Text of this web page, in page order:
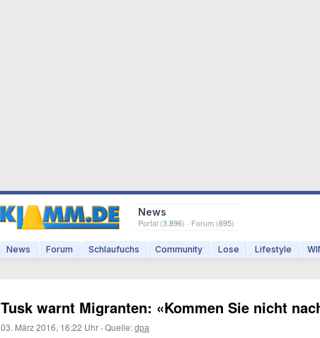
News
Portal (3.896) · Forum (695)
News Forum Schlaufuchs Community Lose Lifestyle
Tusk warnt Migranten: «Kommen Sie nicht
03. März 2016, 16:22 Uhr ·Quelle:dpa